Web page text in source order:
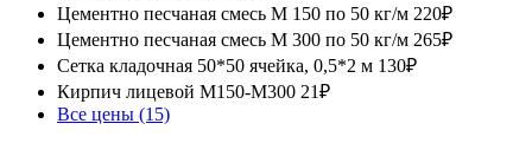
Цементно песчаная смесь М 150 по 50 кг/м 220₽
Цементно песчаная смесь М 300 по 50 кг/м 265₽
Сетка кладочная 50*50 ячейка, 0,5*2 м 130₽
Кирпич лицевой М150-М300 21₽
Все цены (15)